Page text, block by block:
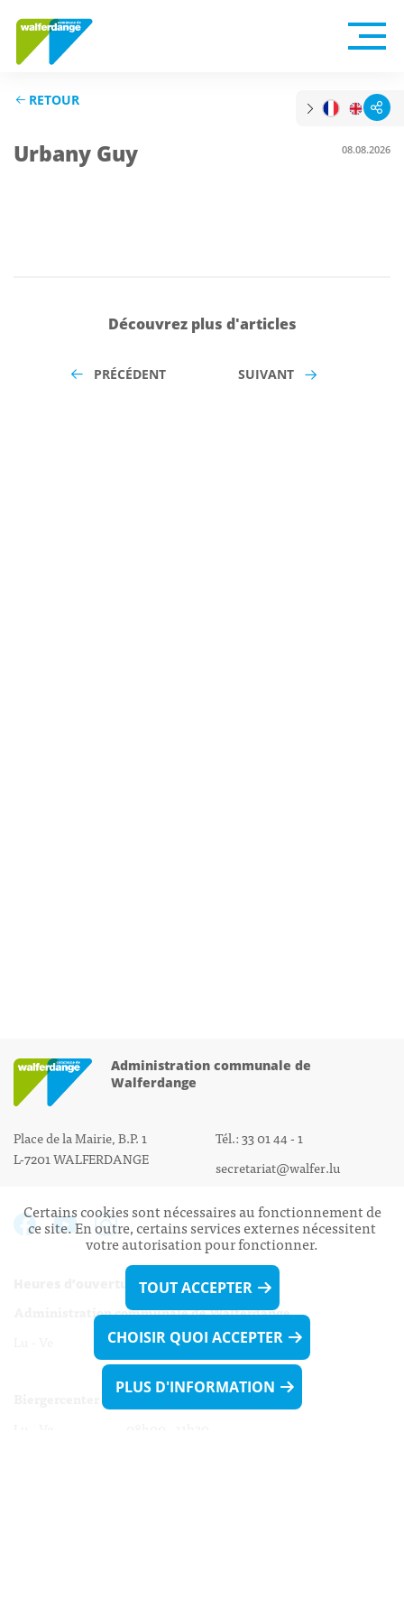
RETOUR
Urbany Guy 08.08.2026
Découvrez plus d'articles
PRÉCÉDENT SUIVANT
Administration communale de
Walferdange
Place de la Mairie, B.P. 1
L-7201 WALFERDANGE
Tél.: 33 01 44 - 1
secretariat@walfer.lu
Heures d’ouverture:
Administration communale de Walferdange
Lu - Ve 08h00 - 11h30
13h30 - 16h00
Certains cookies sont nécessaires au fonctionnement de
ce site. En outre, certains services externes nécessitent
votre autorisation pour fonctionner.
TOUT ACCEPTER
CHOISIR QUOI ACCEPTER
PLUS D'INFORMATION